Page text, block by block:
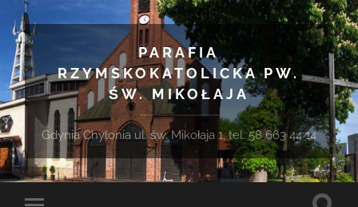
PARAFIA
RZYMSKOKATOLICKA PW.
ŚW. MIKOŁAJA
Gdynia Chylonia ul. św. Mikołaja 1, tel. 58 663 44 14